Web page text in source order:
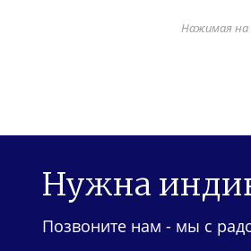
Нажимая на
Нужна
Позвоните нам - мы с